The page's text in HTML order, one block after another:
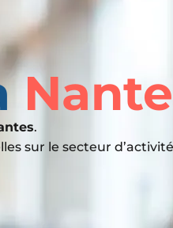
.
sur le secteur